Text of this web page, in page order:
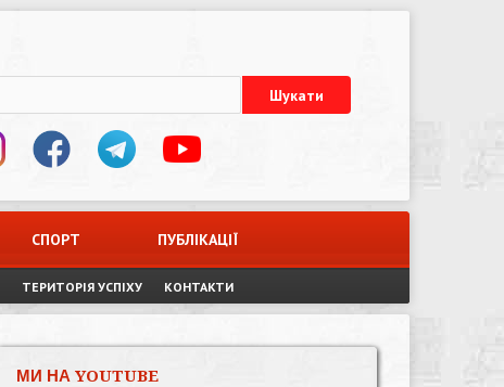
СПОРТ ПУБЛІКАЦІЇ
ТЕРИТОРІЯ УСПІХУ КОНТАКТИ
МИ НА YOUTUBE